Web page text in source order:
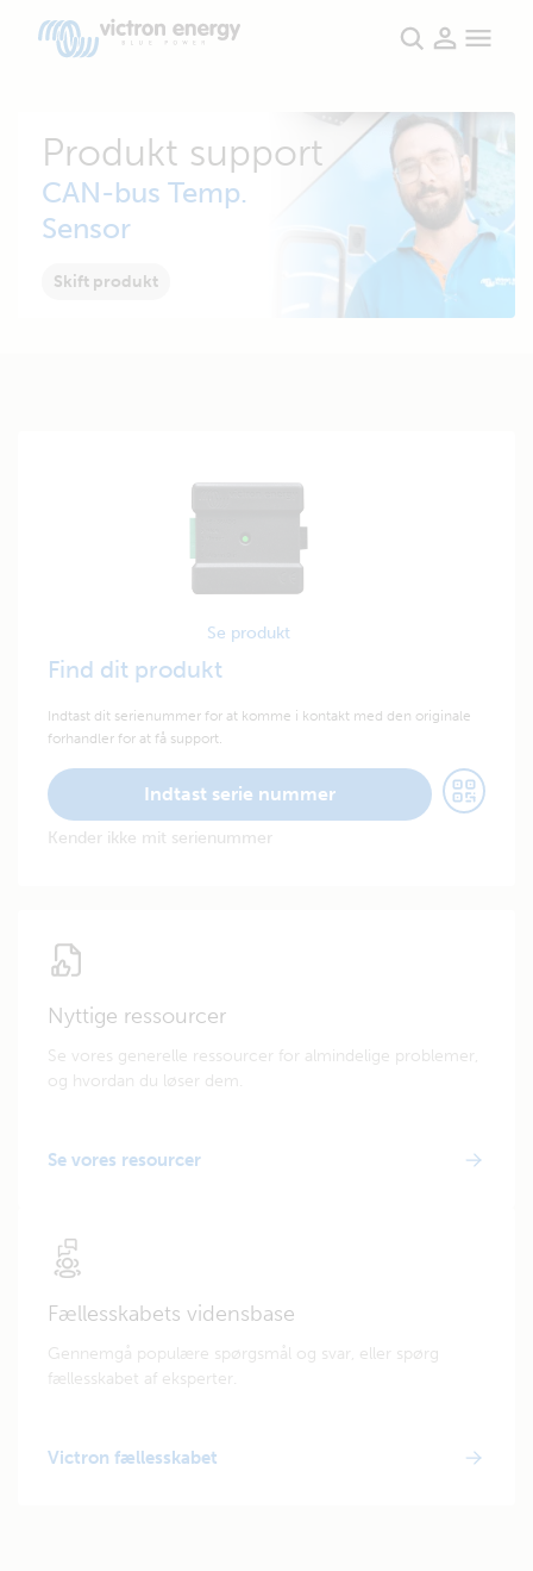
Produkt support
CAN-bus Temp.
Sensor
Skift produkt
Se produkt
Find dit produkt
Indtast dit serienummer for at komme i kontakt med den originale
forhandler for at få support.
Indtast serie nummer
Kender ikke mit serienummer
Nyttige ressourcer
Se vores generelle ressourcer for almindelige problemer,
og hvordan du løser dem.
Se vores resourcer
Fællesskabets vidensbase
Gennemgå populære spørgsmål og svar, eller spørg
fællesskabet af eksperter.
Victron fællesskabet